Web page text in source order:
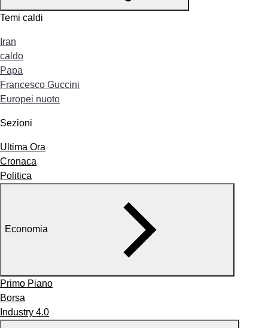
Temi caldi
Iran
caldo
Papa
Francesco Guccini
Europei nuoto
Sezioni
Ultima Ora
Cronaca
Politica
Economia
Primo Piano
Borsa
Industry 4.0